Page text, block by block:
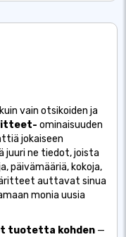
vain otsikoiden ja
ominaisuuden
jokaiseen
juuri ne tiedot, joista
päivämääriä, kokoja,
auttavat sinua
monia uusia
tuotetta kohden —